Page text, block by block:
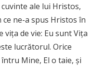
ale lui Hristos,
ne-a spus Hristos în
viţa de vie: Eu sunt Viţa
lucrătorul. Orice
Mine, El o taie, şi